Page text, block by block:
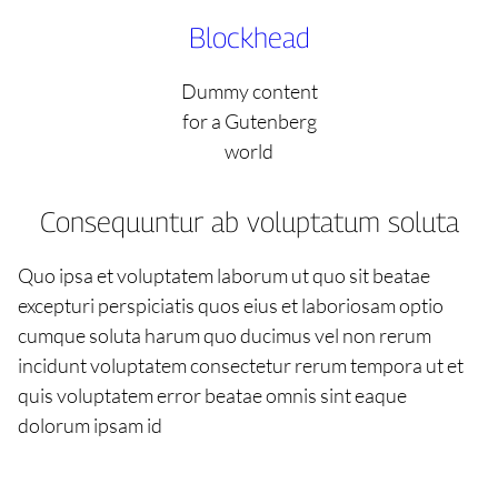
Blockhead
Dummy content
for a Gutenberg
world
Consequuntur ab voluptatum soluta
Quo ipsa et voluptatem laborum ut quo sit beatae
excepturi perspiciatis quos eius et laboriosam optio
cumque soluta harum quo ducimus vel non rerum
incidunt voluptatem consectetur rerum tempora ut et
quis voluptatem error beatae omnis sint eaque
dolorum ipsam id